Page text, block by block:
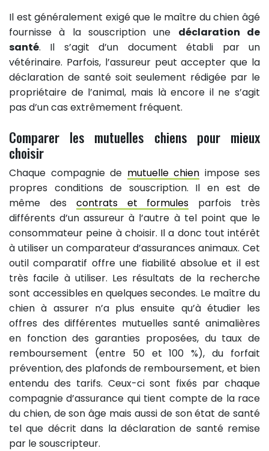
Il est généralement exigé que le maître du chien âgé
fournisse à la souscription une déclaration de
santé. Il s’agit d’un document établi par un
vétérinaire. Parfois, l’assureur peut accepter que la
déclaration de santé soit seulement rédigée par le
propriétaire de l’animal, mais là encore il ne s’agit
pas d’un cas extrêmement fréquent.
Comparer les mutuelles chiens pour mieux
choisir
Chaque compagnie de mutuelle chien impose ses
propres conditions de souscription. Il en est de
même des contrats et formules parfois très
différents d’un assureur à l’autre à tel point que le
consommateur peine à choisir. Il a donc tout intérêt
à utiliser un comparateur d’assurances animaux. Cet
outil comparatif offre une fiabilité absolue et il est
très facile à utiliser. Les résultats de la recherche
sont accessibles en quelques secondes. Le maître du
chien à assurer n’a plus ensuite qu’à étudier les
offres des différentes mutuelles santé animalières
en fonction des garanties proposées, du taux de
remboursement (entre 50 et 100 %), du forfait
prévention, des plafonds de remboursement, et bien
entendu des tarifs. Ceux-ci sont fixés par chaque
compagnie d’assurance qui tient compte de la race
du chien, de son âge mais aussi de son état de santé
tel que décrit dans la déclaration de santé remise
par le souscripteur.